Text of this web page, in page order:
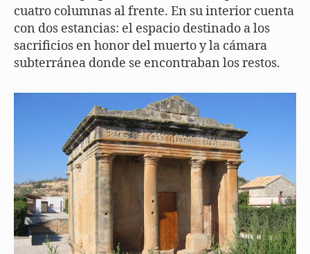
cuatro columnas al frente. En su interior cuenta
con dos estancias: el espacio destinado a los
sacrificios en honor del muerto y la cámara
subterránea donde se encontraban los restos.